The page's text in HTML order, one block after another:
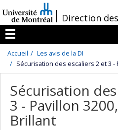
au
contenu
/Direction
Menu
Accueil
Les avis de la DI
Sécurisation des escaliers 2 et 3 -
Sécurisation
3 - Pavillon
Brillant